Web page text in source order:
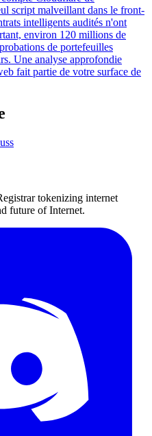
script malveillant dans le front-
intelligents audités n'ont
environ 120 millions de
de portefeuilles
Une analyse approfondie
fait partie de votre surface de
tokenizing internet
future of Internet.